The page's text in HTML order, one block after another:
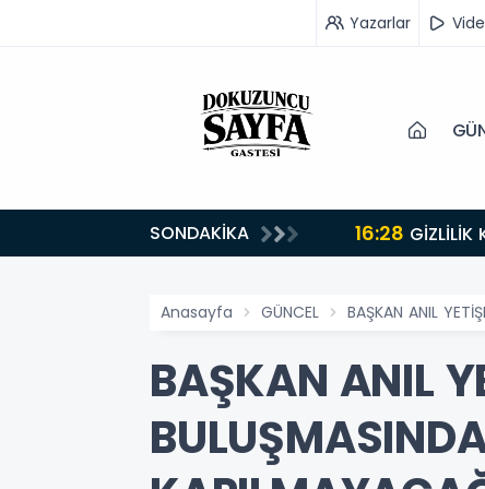
Yazarlar
SONDAKİKA 16:28 GİZLİLİK
Anasayfa GÜNCEL BAŞKAN ANIL
BAŞKAN ANIL